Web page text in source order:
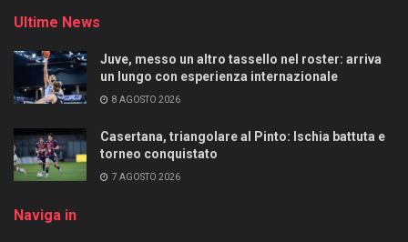
Ultime News
Juve, messo un altro tassello nel roster: arriva
un lungo con esperienza internazionale
8 AGOSTO 2026
Casertana, triangolare al Pinto: Ischia battuta e
torneo conquistato
7 AGOSTO 2026
Naviga in